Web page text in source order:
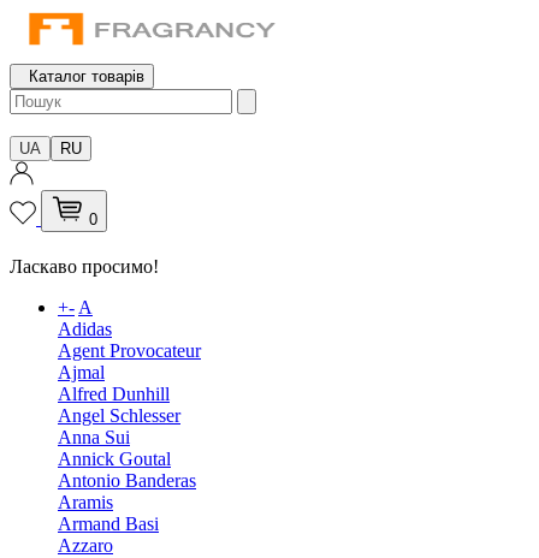
Каталог товарів
UA RU
0
Ласкаво просимо!
+-A
Adidas
Agent Provocateur
Ajmal
Alfred Dunhill
Angel Schlesser
Anna Sui
Annick Goutal
Antonio Banderas
Aramis
Armand Basi
Azzaro